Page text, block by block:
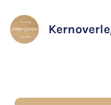
naar
inhoud